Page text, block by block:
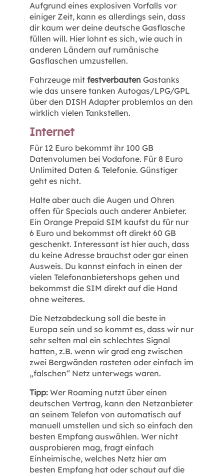
Aufgrund eines explosiven Vorfalls vor
einiger Zeit, kann es allerdings sein, dass
dir kaum wer deine deutsche Gasflasche
füllen will. Hier lohnt es sich, wie auch in
anderen Ländern auf rumänische
Gasflaschen umzustellen.
Fahrzeuge mitfestverbauten Gastanks
wie das unsere tanken Autogas/LPG/GPL
über den DISH Adapter problemlos an den
wirklich vielen Tankstellen.
Internet
Für 12 Euro bekommt ihr 100 GB
Datenvolumen bei Vodafone. Für 8 Euro
Unlimited Daten & Telefonie. Günstiger
geht es nicht.
Halte aber auch die Augen und Ohren
offen für Specials auch anderer Anbieter.
Ein Orange Prepaid SIM kaufst du für nur
6 Euro und bekommst oft direkt 60 GB
geschenkt. Interessant ist hier auch, dass
du keine Adresse brauchst oder gar einen
Ausweis. Du kannst einfach in einen der
vielen Telefonanbietershops gehen und
bekommst die SIM direkt auf die Hand
ohne weiteres.
Die Netzabdeckung soll die beste in
Europa sein und so kommt es, dass wir nur
sehr selten mal ein schlechtes Signal
hatten, z.B. wenn wir grad eng zwischen
zwei Bergwänden rasteten oder einfach im
„falschen“ Netz unterwegs waren.
Tipp:Wer Roaming nutzt über einen
deutschen Vertrag, kann den Netzanbieter
an seinem Telefon von automatisch auf
manuell umstellen und sich so einfach den
besten Empfang auswählen. Wer nicht
ausprobieren mag, fragt einfach
Einheimische, welches Netz hier am
besten Empfang hat oder schaut auf die